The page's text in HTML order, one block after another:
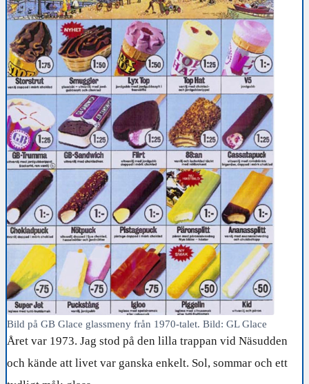
Bild på GB Glace glassmeny från 1970-talet. Bild: GL Glace
Året var 1973. Jag stod på den lilla trappan vid Näsudden
och kände att livet var ganska enkelt. Sol, sommar och ett